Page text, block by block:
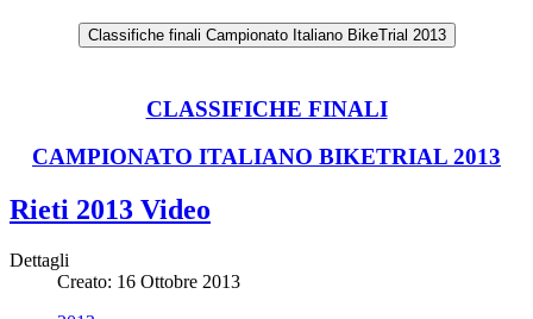
Classifiche finali Campionato Italiano BikeTrial 2013
CLASSIFICHE FINALI
CAMPIONATO ITALIANO BIKETRIAL 2013
Rieti 2013 Video
Dettagli
Creato: 16 Ottobre 2013